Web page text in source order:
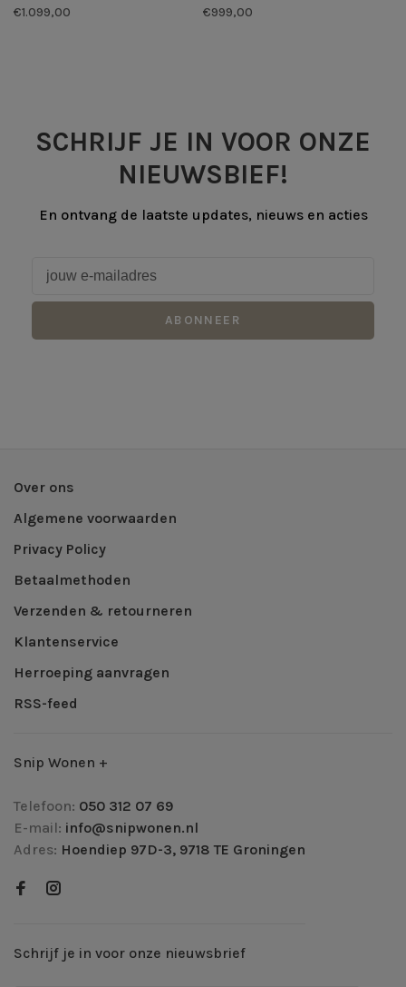
€1.099,00 €999,00
SCHRIJF JE IN VOOR ONZE
NIEUWSBIEF!
En ontvang de laatste updates, nieuws en acties
ABONNEER
Over ons
Algemene voorwaarden
Privacy Policy
Betaalmethoden
Verzenden & retourneren
Klantenservice
Herroeping aanvragen
RSS-feed
Snip Wonen +
Telefoon: 050 312 07 69
E-mail: info@snipwonen.nl
Adres: Hoendiep 97D-3, 9718 TE Groningen
Schrijf je in voor onze nieuwsbrief